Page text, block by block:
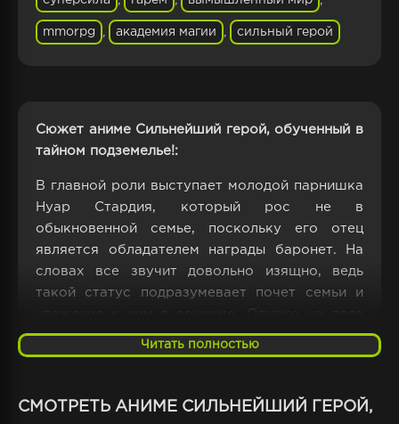
mmorpg академия магии сильный герой
Сюжет аниме Сильнейший герой, обученный в
тайном подземелье!:
В главной роли выступает молодой парнишка
Нуар Стардия, который рос не в
обыкновенной семье, поскольку его отец
является обладателем награды баронет. На
словах все звучит довольно изящно, ведь
такой статус подразумевает почет семьи и
все обстоит куда хуже, ведь Нуар не может
похвастаться хорошими манерами, а также
его семья не обладает теми финансами,
Читать полностью
СМОТРЕТЬ АНИМЕ СИЛЬНЕЙШИЙ ГЕРОЙ,